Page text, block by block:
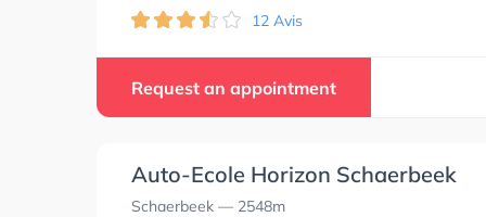
12 Avis
Request an appointment
Auto-Ecole Horizon Schaerbeek
Schaerbeek — 2548m